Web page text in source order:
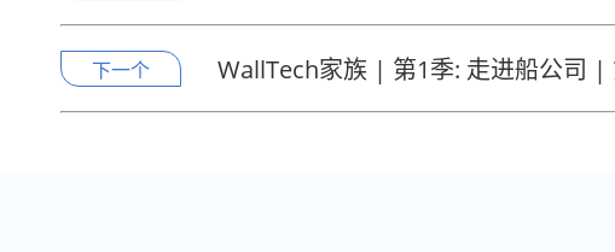
下一个 WallTech家族 | 第1季: 走进船公司 |